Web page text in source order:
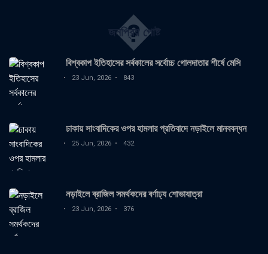
জনপ্রিয় পোষ্ট
�
বিশ্বকাপ ইতিহাসের সর্বকালের সর্বোচ্চ গোলদাতার শীর্ষে মেসি
23 Jun, 2026 843
ঢাকায় সাংবাদিকের ওপর হামলার প্রতিবাদে নড়াইলে মানববন্ধন
25 Jun, 2026 432
নড়াইলে ব্রাজিল সমর্থকদের বর্ণাঢ্য শোভাযাত্রা
23 Jun, 2026 376